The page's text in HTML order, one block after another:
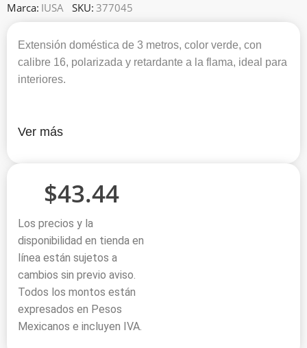
Marca: IUSA SKU: 377045
Extensión doméstica de 3 metros, color verde, con
calibre 16, polarizada y retardante a la flama, ideal para
interiores.
Ver más
$43.44
Los precios y la
disponibilidad en tienda en
línea están sujetos a
cambios sin previo aviso.
Todos los montos están
expresados en Pesos
Mexicanos e incluyen IVA.